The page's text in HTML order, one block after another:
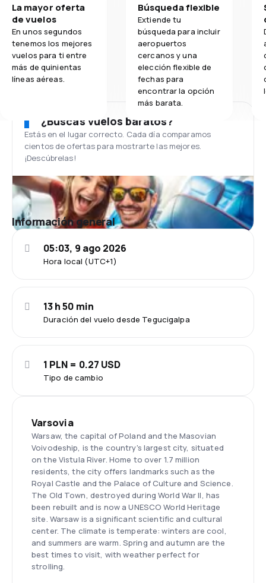
La mayor oferta
de vuelos
En unos segundos
tenemos los mejores
vuelos para ti entre
más de quinientas
líneas aéreas.
Búsqueda flexible
Extiende tu
búsqueda para incluir
aeropuertos
cercanos y una
elección flexible de
fechas para
encontrar la opción
más barata.
¿Buscas vuelos baratos?
Estás en el lugar correcto. Cada día comparamos
cientos de ofertas para mostrarte las mejores.
¡Descúbrelas!
Información general
Hora local (UTC+1)
05:03, 9 ago 2026
Duración del vuelo desde Tegucigalpa
13 h 50 min
Tipo de cambio
1 PLN = 0.27 USD
Varsovia
Warsaw, the capital of Poland and the Masovian
Voivodeship, is the country's largest city, situated
on the Vistula River. Home to over 1.7 million
residents, the city offers landmarks such as the
Royal Castle and the Palace of Culture and Science.
The Old Town, destroyed during World War II, has
been rebuilt and is now a UNESCO World Heritage
site. Warsaw is a significant scientific and cultural
center. The climate is temperate: winters are cool,
and summers are warm. Spring and autumn are the
best times to visit, with weather perfect for
strolling.